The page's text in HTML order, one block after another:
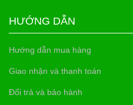
HƯỚNG DẪN
Hướng dẫn mua hàng
Giao nhận và thanh toán
Đổi trả và bảo hành